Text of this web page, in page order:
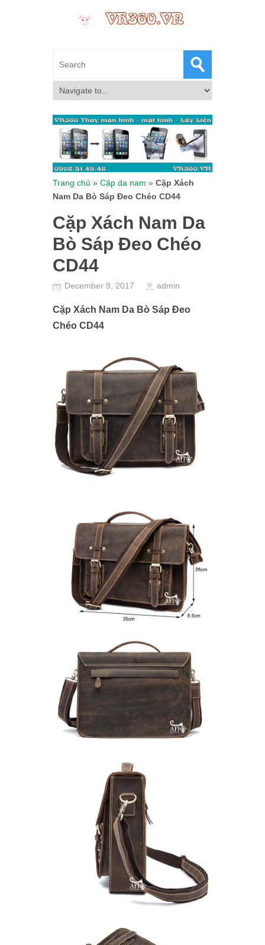
Trang chủ » Cặp da nam » Cặp Xách
Nam Da Bò Sáp Đeo Chéo CD44
Cặp Xách Nam Da
Bò Sáp Đeo Chéo
CD44
December 9, 2017 admin
Cặp Xách Nam Da Bò Sáp Đeo
Chéo CD44